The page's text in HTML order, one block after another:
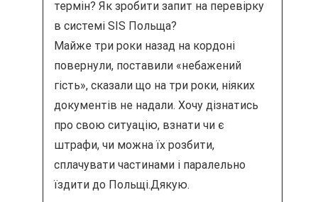
термін? Як зробити запит на перевірку
в системі SIS Польща?
Майже три роки назад на кордоні
повернули, поставили «небажений
гість», сказали що на три роки, ніяких
документів не надали. Хочу дізнатись
про свою ситуацію, взнати чи є
штрафи, чи можна їх розбити,
сплачувати частинами і паралельно
їздити до Польщі.Дякую.